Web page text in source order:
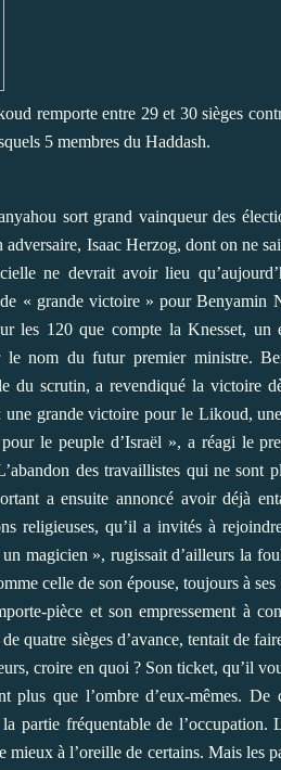
remporte entre 29 et 30 sièges
5 membres du Haddash.
sort grand vainqueur des
Isaac Herzog, dont on ne
ne devrait avoir lieu
« grande victoire » pour Benyamin
les 120 que compte la Knesset, un
nom du futur premier ministre.
du scrutin, a revendiqué la victoire
une grande victoire pour le Likoud,
le peuple d’Israël », a réagi le
des travaillistes qui ne sont
a ensuite annoncé avoir déjà
religieuses, qu’il a invités à
magicien », rugissait d’ailleurs la
celle de son épouse, toujours à
pièce et son empressement à
quatre sièges d’avance, tentait de
croire en quoi ? Son ticket, qu’il
que l’ombre d’eux-mêmes. De
partie fréquentable de l’occupation.
à l’oreille de certains. Mais les